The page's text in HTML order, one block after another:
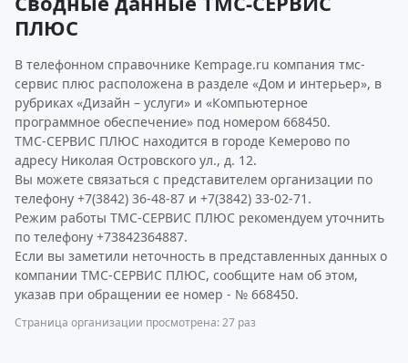
ПЛЮС
В телефонном справочнике Kempage.ru компания тмс-
сервис плюс расположена в разделе «Дом и интерьер», в
рубриках «Дизайн – услуги» и «Компьютерное
программное обеспечение» под номером 668450.
ТМС-СЕРВИС ПЛЮС находится в городе Кемерово по
адресу Николая Островского ул., д. 12.
Вы можете связаться с представителем организации по
телефону +7(3842) 36-48-87 и +7(3842) 33-02-71.
Режим работы ТМС-СЕРВИС ПЛЮС рекомендуем уточнить
по телефону +73842364887.
Если вы заметили неточность в представленных данных о
компании ТМС-СЕРВИС ПЛЮС, сообщите нам об этом,
указав при обращении ее номер - № 668450.
Страница организации просмотрена: 27 раз